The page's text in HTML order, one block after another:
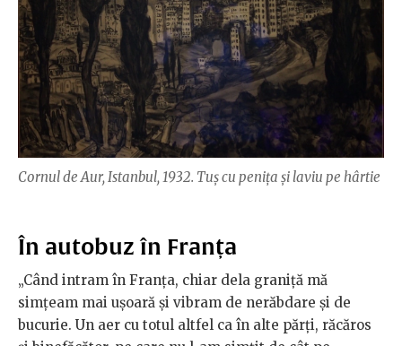
Cornul de Aur, Istanbul, 1932. Tuș cu penița și laviu pe hârtie
În autobuz în Franța
„Când intram în Franța, chiar dela graniță mă
simțeam mai ușoară și vibram de nerăbdare și de
bucurie. Un aer cu totul altfel ca în alte părți, răcăros